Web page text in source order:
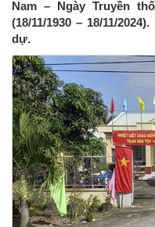
Nam – Ngày Truyền
(18/11/1930 – 18/11/
dự.